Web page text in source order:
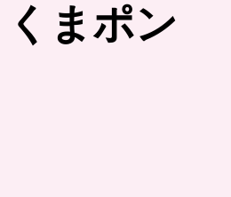
くまポン